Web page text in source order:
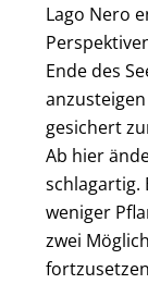
Lago Nero
Ende des
gesichert
Ab hier
schlagartig.
weniger
zwei